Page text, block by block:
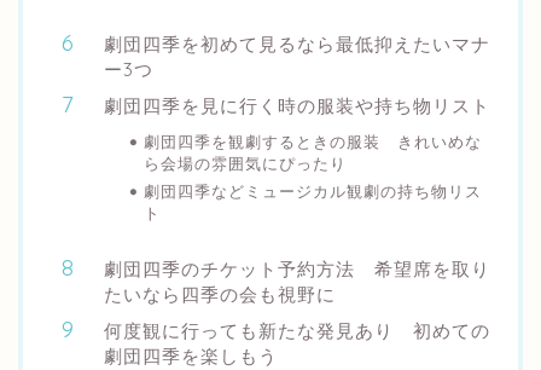
劇団四季を初めて見るなら最低抑えたいマナ
ー3つ
劇団四季を見に行く時の服装や持ち物リスト
劇団四季を観劇するときの服装 きれいめな
ら会場の雰囲気にぴったり
劇団四季などミュージカル観劇の持ち物リス
ト
劇団四季のチケット予約方法 希望席を取り
たいなら四季の会も視野に
何度観に行っても新たな発見あり 初めての
劇団四季を楽しもう